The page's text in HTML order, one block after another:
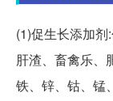
(1)促生长添加剂
肝渣、畜禽乐、
铁、锌、钴、锰